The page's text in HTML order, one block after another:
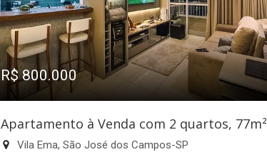
R$ 800.000
Apartamento à Venda com 2 quartos, 77m²
Vila Ema, São José dos Campos-SP